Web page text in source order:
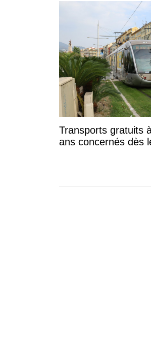
Transports gratuits
ans concernés dès